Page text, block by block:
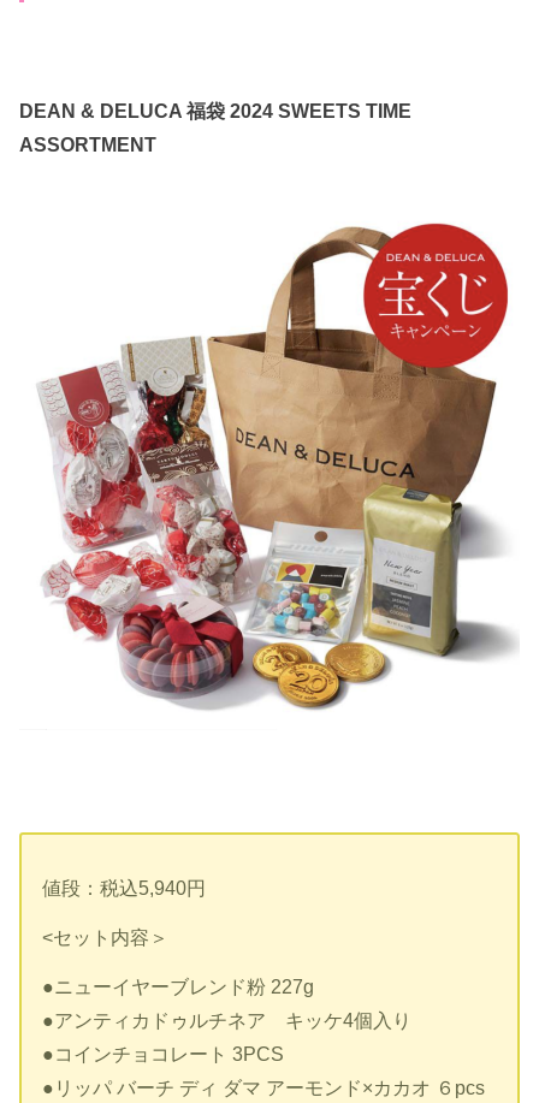
DEAN & DELUCA 福袋 2024 SWEETS TIME
ASSORTMENT
値段：税込5,940円
<セット内容＞
●ニューイヤーブレンド粉 227g
●アンティカドゥルチネア キッケ4個入り
●コインチョコレート 3PCS
●リッパ バーチ ディ ダマ アーモンド×カカオ ６pcs